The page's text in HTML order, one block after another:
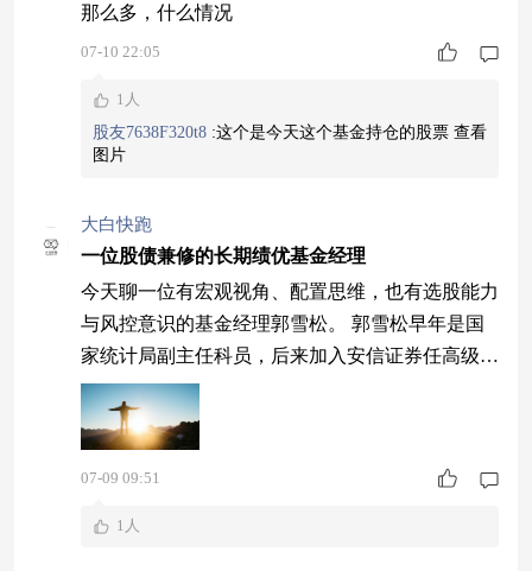
那么多，什么情况
07-10 22:05
1人
股友7638F320t8 :这个是今天这个基金持仓的股票 查看
图片
大白快跑
一位股债兼修的长期绩优基金经理
今天聊一位有宏观视角、配置思维，也有选股能力
与风控意识的基金经理郭雪松。 郭雪松早年是国
家统计局副主任科员，后来加入安信证券任高级宏
观分析师，2018年加入工银瑞信基金，2019年9月
开始管理基金产品，目前也是工银瑞信养老金投资
中心投资副总监。 长期以来，他既独立管理非债
风格的混合基金，也独立管理着偏债混合基金、股
票增强债基，可以说是一位股债兼修的基金经理。
07-09 09:51
1人